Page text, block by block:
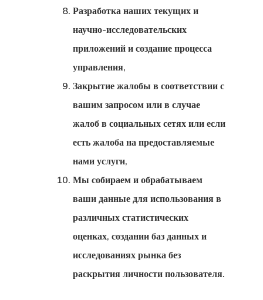
Разработка наших текущих и
научно-исследовательских
приложений и создание процесса
управления,
Закрытие жалобы в соответствии с
вашим запросом или в случае
жалоб в социальных сетях или если
есть жалоба на предоставляемые
нами услуги,
Мы собираем и обрабатываем
ваши данные для использования в
различных статистических
оценках, создании баз данных и
исследованиях рынка без
раскрытия личности пользователя.
Программа
Стартап-
Наши Офисы
Турции
Новостная
Рассылка
Оплата
Оформить
Результат